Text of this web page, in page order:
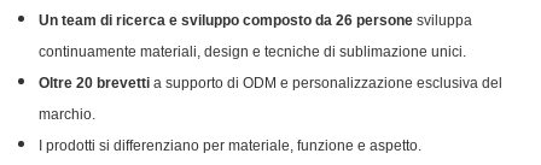
Un team di ricerca e sviluppo composto da 26 personesviluppa
continuamente materiali, design e tecniche di sublimazione unici.
Oltre 20 brevettia supporto di ODM e personalizzazione esclusiva del
marchio.
I prodotti si differenziano per materiale, funzione e aspetto.